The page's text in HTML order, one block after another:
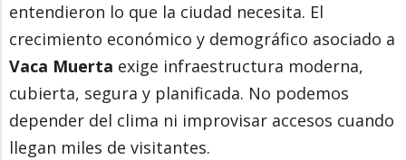
entendieron lo que la ciudad necesita. El
crecimiento económico y demográfico asociado a
Vaca Muerta exige infraestructura moderna,
cubierta, segura y planificada. No podemos
depender del clima ni improvisar accesos cuando
llegan miles de visitantes.